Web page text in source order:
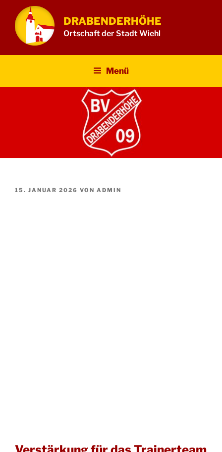
Inhalt
springen
DRABENDERHÖHE
Ortschaft der Stadt Wiehl
Menü
VERÖFFENTLICHT
15. JANUAR 2026 VON ADMIN